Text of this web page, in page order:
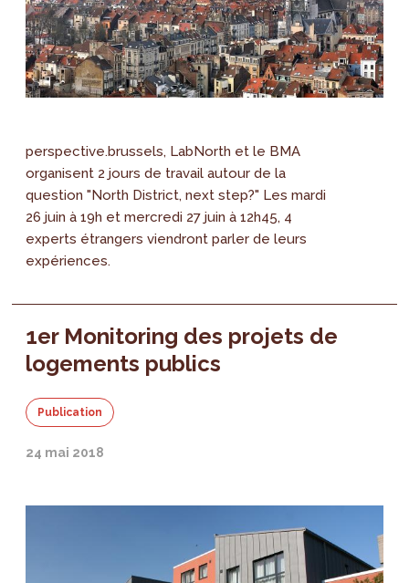
perspective.brussels, LabNorth et le BMA
organisent 2 jours de travail autour de la
question "North District, next step?" Les mardi
26 juin à 19h et mercredi 27 juin à 12h45, 4
experts étrangers viendront parler de leurs
expériences.
1er Monitoring des projets de
logements publics
Publication
24 mai 2018